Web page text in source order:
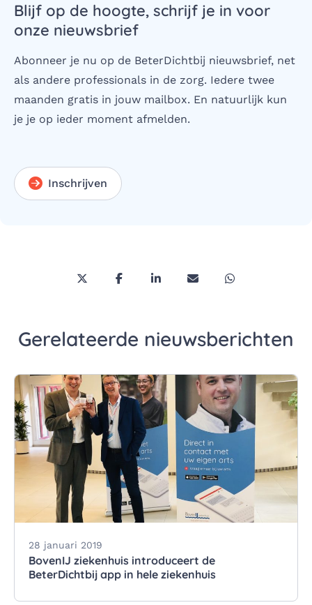
Blijf op de hoogte, schrijf je in voor
onze nieuwsbrief
Abonneer je nu op de BeterDichtbij nieuwsbrief, net
als andere professionals in de zorg. Iedere twee
maanden gratis in jouw mailbox. En natuurlijk kun
je je op ieder moment afmelden.
Inschrijven
Deel deze pagina via Twitter/X
Deel deze pagina op Facebook
Deel deze pagina op
Deel deze pagina via
Deel deze
Gerelateerde nieuwsberichten
28 januari 2019
BovenIJ ziekenhuis introduceert de
BeterDichtbij app in hele ziekenhuis